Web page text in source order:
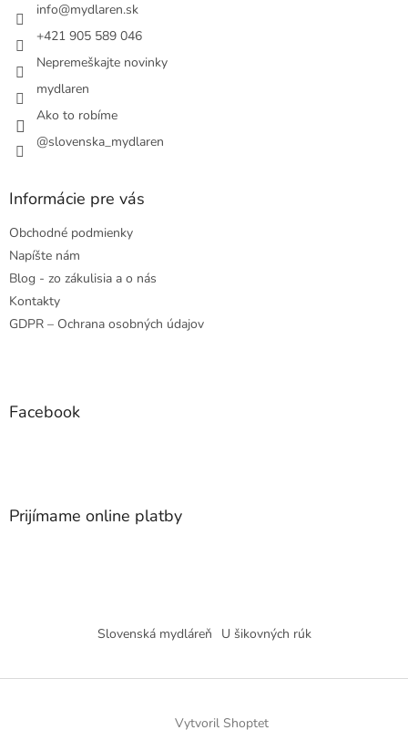
info@mydlaren.sk
+421 905 589 046
Nepremeškajte novinky
mydlaren
Ako to robíme
@slovenska_mydlaren
Informácie pre vás
Obchodné podmienky
Napíšte nám
Blog - zo zákulisia a o nás
Kontakty
GDPR – Ochrana osobných údajov
Facebook
Prijímame online platby
Slovenská mydláreň U šikovných rúk
Vytvoril Shoptet